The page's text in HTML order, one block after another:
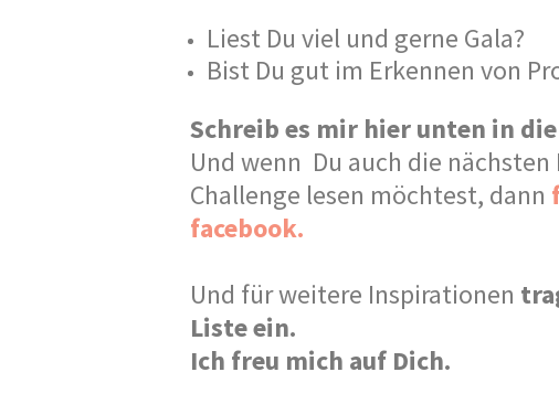
Liest Du viel und gerne Gala?
Bist Du gut im Erkennen von
Schreib es mir hier unten in
Und wenn Du auch die
Challenge lesen möchtest, dann
facebook.
Und für weitere Inspirationen
Liste ein.
Ich freu mich auf Dich.